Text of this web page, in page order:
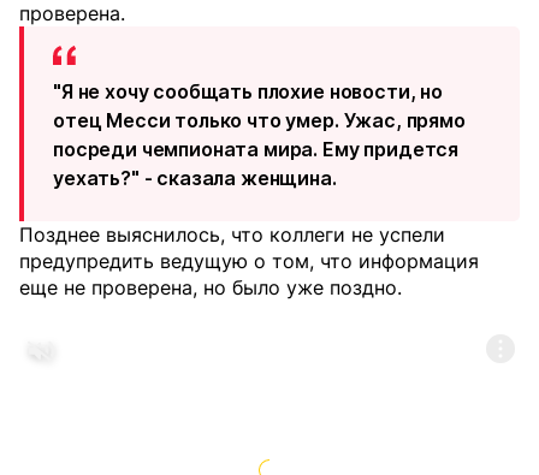
проверена.
"Я не хочу сообщать плохие новости, но
отец Месси только что умер. Ужас, прямо
посреди чемпионата мира. Ему придется
уехать?" - сказала женщина.
Позднее выяснилось, что коллеги не успели
предупредить ведущую о том, что информация
еще не проверена, но было уже поздно.